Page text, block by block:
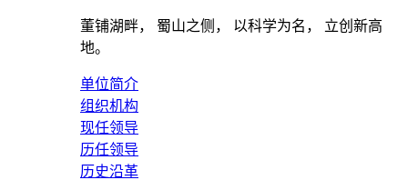
董铺湖畔， 蜀山之侧， 以科学为名， 立创新高
地。
单位简介
组织机构
现任领导
历任领导
历史沿革